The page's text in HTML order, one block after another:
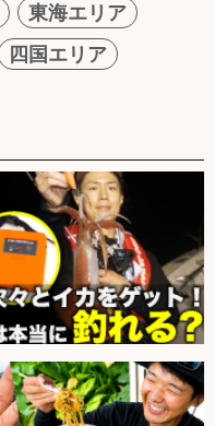
東海エリア
四国エリア